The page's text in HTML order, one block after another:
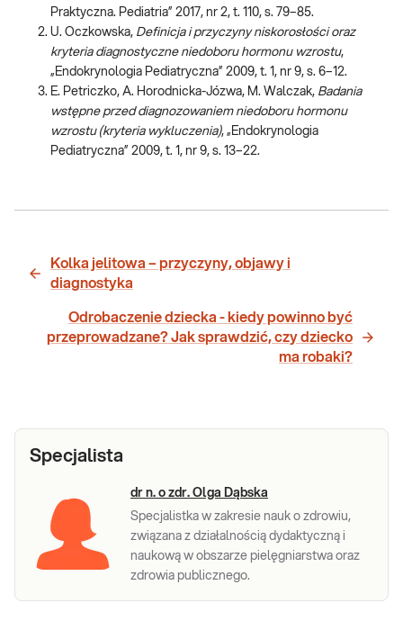
Praktyczna. Pediatria” 2017, nr 2, t. 110, s. 79–85.
U. Oczkowska, Definicja i przyczyny niskorosłości oraz
kryteria diagnostyczne niedoboru hormonu wzrostu,
„Endokrynologia Pediatryczna” 2009, t. 1, nr 9, s. 6–12.
E. Petriczko, A. Horodnicka-Józwa, M. Walczak, Badania
wstępne przed diagnozowaniem niedoboru hormonu
wzrostu (kryteria wykluczenia), „Endokrynologia
Pediatryczna” 2009, t. 1, nr 9, s. 13–22.
Kolka jelitowa – przyczyny, objawy i
diagnostyka
Odrobaczenie dziecka - kiedy powinno być
przeprowadzane? Jak sprawdzić, czy dziecko
ma robaki?
Specjalista
dr n. o zdr. Olga Dąbska
Specjalistka w zakresie nauk o zdrowiu,
związana z działalnością dydaktyczną i
naukową w obszarze pielęgniarstwa oraz
zdrowia publicznego.